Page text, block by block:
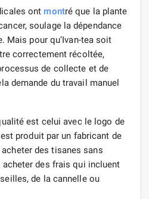
ont montré que la plante
soulage la dépendance
Mais pour qu’Ivan-tea soit
correctement récoltée,
de collecte et de
demande du travail manuel
est celui avec le logo de
produit par un fabricant de
des tisanes sans
des frais qui incluent
de la cannelle ou